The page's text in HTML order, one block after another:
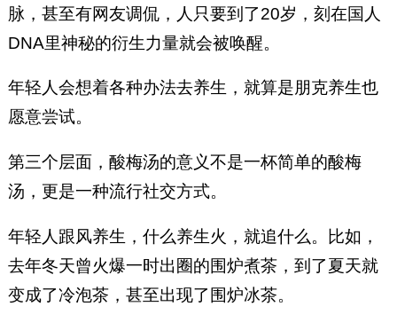
脉，甚至有网友调侃，人只要到了20岁，刻在国人
DNA里神秘的衍生力量就会被唤醒。
年轻人会想着各种办法去养生，就算是朋克养生也
愿意尝试。
第三个层面，酸梅汤的意义不是一杯简单的酸梅
汤，更是一种流行社交方式。
年轻人跟风养生，什么养生火，就追什么。比如，
去年冬天曾火爆一时出圈的围炉煮茶，到了夏天就
变成了冷泡茶，甚至出现了围炉冰茶。